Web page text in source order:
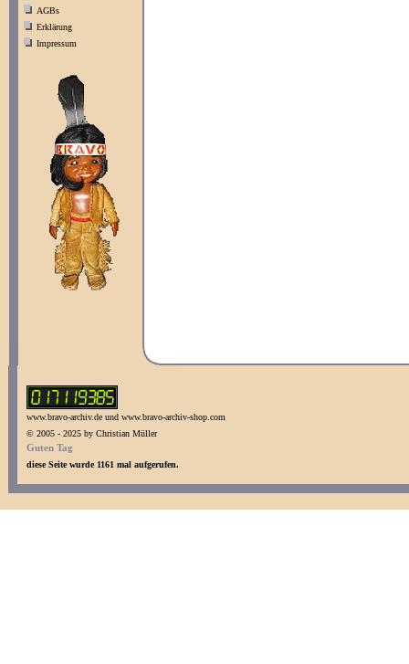
AGBs
Erklärung
Impressum
www.bravo-archiv.de und www.bravo-archiv-shop.com
© 2005 - 2025 by Christian Müller
Guten Tag
diese Seite wurde 1161 mal aufgerufen.